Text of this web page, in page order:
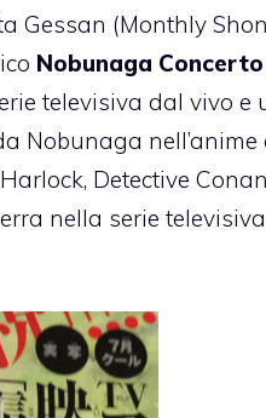
Gessan (Monthly
Nobunaga Concerto
televisiva dal vivo
Nobunaga
Detective
nella serie